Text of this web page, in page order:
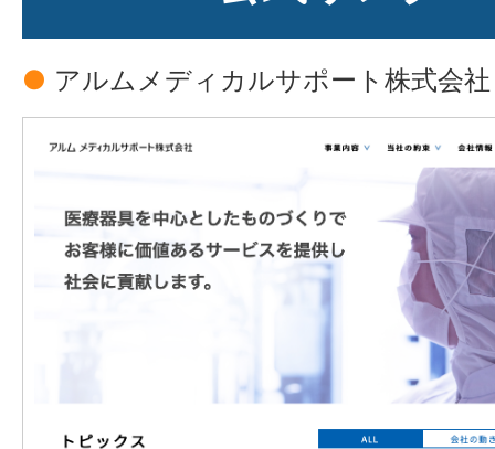
Iさん：作業中はゾーンに入るという
組んでいます(笑)。だから1日あっと
社内のグルー
のも大きいです。
ものづくりは
個人でもくもくと過ご
● アルムメディカルサポート株式会